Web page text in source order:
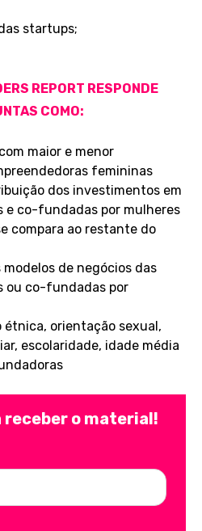
startups;
REPORT RESPONDE
COMO:
maior e menor
femininas
dos investimentos em
co-fundadas por mulheres
compara ao restante do
modelos de negócios das
ou co-fundadas por
étnica, orientação sexual,
escolaridade, idade média
receber o material!